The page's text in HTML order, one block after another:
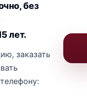
без
лет.
заказать